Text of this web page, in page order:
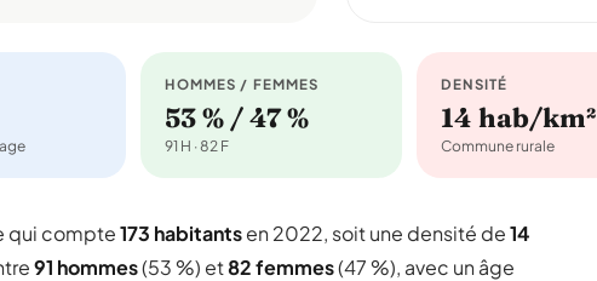
HOMMES / FEMMES
53 % / 47 %
91 H · 82 F
DENSITÉ
14 hab/km²
Commune rurale
qui compte173 habitantsen 2022, soit une densité de14
91 hommes(53 %) et82 femmes(47 %), avec un âge